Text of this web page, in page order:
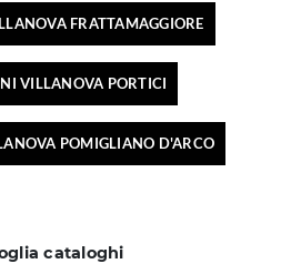
FRATTAMAGGIORE
VILLANOVA PORTICI
POMIGLIANO D'ARCO
cataloghi